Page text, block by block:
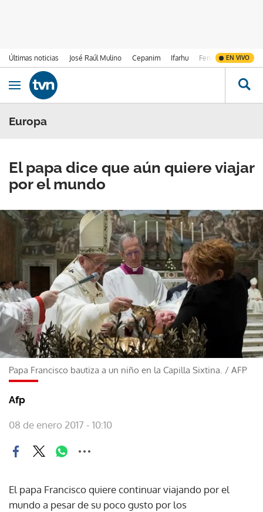
Últimas noticias José Raúl Mulino Cepanim Ifarhu Fenómeno de El
EN VIVO
Ir al contenido
Obrir navegació
Europa
El papa dice que aún quiere viajar
por el mundo
Papa Francisco bautiza a un niño en la Capilla Sixtina. / AFP
Afp
08 de enero 2017 - 10:10
El papa Francisco quiere continuar viajando por el
mundo a pesar de su poco gusto por los